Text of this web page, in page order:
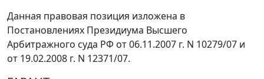
Данная правовая позиция изложена в
Постановлениях Президиума Высшего
Арбитражного суда РФ от 06.11.2007 г. N 10279/07 и
от 19.02.2008 г. N 12371/07.